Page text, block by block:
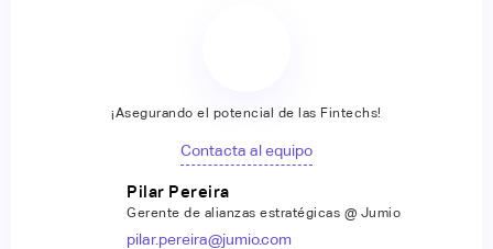
¡Asegurando el potencial de las Fintechs!
Contacta al equipo
Pilar Pereira
Gerente de alianzas estratégicas @ Jumio
pilar.pereira@jumio.com